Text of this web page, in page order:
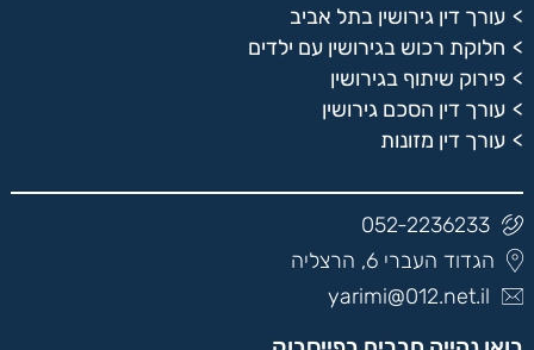
עורך דין גירושין בתל אביב
חלוקת רכוש בגירושין עם ילדים
פירוק שיתוף בגירושין
עורך דין הסכם גירושין
עורך דין מזונות
052-2236233
הגדוד העברי 6, הרצליה
yarimi@012.net.il